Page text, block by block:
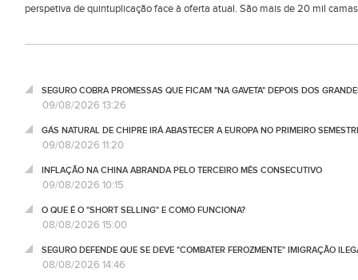
perspetiva de quintuplicação face à oferta atual. São mais de 20 mil
SEGURO COBRA PROMESSAS QUE FICAM "NA GAVETA" DEPOIS DOS
09/08/2026 13:26
GÁS NATURAL DE CHIPRE IRÁ ABASTECER A EUROPA NO PRIMEIRO
09/08/2026 11:20
INFLAÇÃO NA CHINA ABRANDA PELO TERCEIRO MÊS CONSECUTIVO
09/08/2026 10:15
O QUE É O "SHORT SELLING" E COMO FUNCIONA?
08/08/2026 15:00
SEGURO DEFENDE QUE SE DEVE "COMBATER FEROZMENTE" IMIGRAÇÃO
08/08/2026 14:46